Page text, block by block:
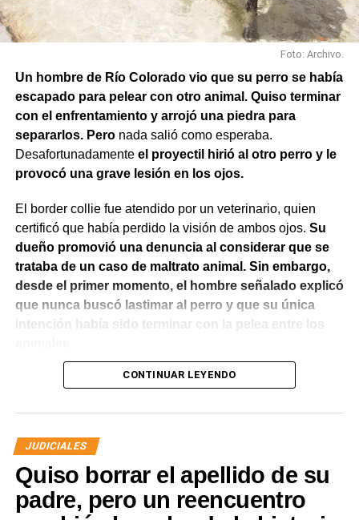
Foto: Archivo.
Un hombre de Río Colorado vio que su perro se había
escapado para pelear con otro animal. Quiso terminar
con el enfrentamiento y arrojó una piedra para
separarlos. Peronada salió como esperaba.
Desafortunadamente el proyectil hirió al otro perro y le
provocó una grave lesión en los ojos.
El border collie fue atendido por un veterinario, quien
certificó que había perdido la visión de ambos ojos. Su
dueño promovió una denuncia al considerar que se
trataba de un caso de maltrato animal. Sin embargo,
desde el primer momento, el hombre señalado explicó
que nunca buscó lastimar al perro y que su única
intención había sido terminar con la pelea entre los
El Juzgado de Paz analizó el caso y resolvió desestimar
que los hechos no configuraban la contravención de
maltrato animal prevista en el Código Contravencional.
La sentencia destacó que esa figura exige una conducta
dolosa, es decir, la voluntad de provocar daño al animal.
En este caso, la magistrada entendió que del propio
CONTINUAR LEYENDO
JUDICIALES
Quiso borrar el apellido de su
padre, pero un reencuentro